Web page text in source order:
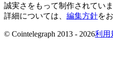
誠実さをもって制作されてい
詳細については、 編集方針を
© Cointelegraph 2013 - 2026利用